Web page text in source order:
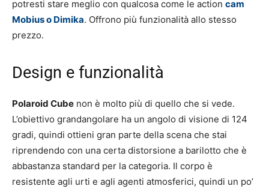
potresti stare meglio con qualcosa come le action cam
Mobius o Dimika. Offrono più funzionalità allo stesso
prezzo.
Design e funzionalità
Polaroid Cube non è molto più di quello che si vede.
L’obiettivo grandangolare ha un angolo di visione di 124
gradi, quindi ottieni gran parte della scena che stai
riprendendo con una certa distorsione a barilotto che è
abbastanza standard per la categoria. Il corpo è
resistente agli urti e agli agenti atmosferici, quindi un po’